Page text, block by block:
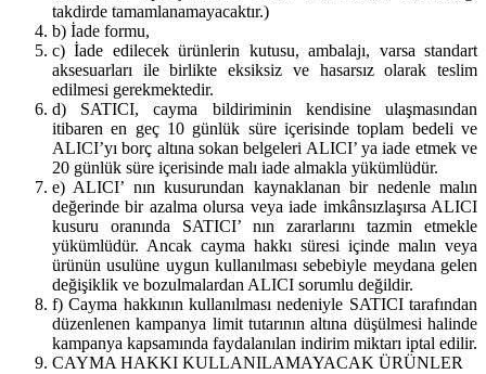
takdirde tamamlanamayacaktır.)
b) İade formu,
c) İade edilecek ürünlerin kutusu, ambalajı, varsa standart
aksesuarları ile birlikte eksiksiz ve hasarsız olarak teslim
edilmesi gerekmektedir.
d) SATICI, cayma bildiriminin kendisine ulaşmasından
itibaren en geç 10 günlük süre içerisinde toplam bedeli ve
ALICI’yı borç altına sokan belgeleri ALICI’ ya iade etmek ve
20 günlük süre içerisinde malı iade almakla yükümlüdür.
e) ALICI’ nın kusurundan kaynaklanan bir nedenle malın
değerinde bir azalma olursa veya iade imkânsızlaşırsa ALICI
kusuru oranında SATICI’ nın zararlarını tazmin etmekle
yükümlüdür. Ancak cayma hakkı süresi içinde malın veya
ürünün usulüne uygun kullanılması sebebiyle meydana gelen
değişiklik ve bozulmalardan ALICI sorumlu değildir.
f) Cayma hakkının kullanılması nedeniyle SATICI tarafından
düzenlenen kampanya limit tutarının altına düşülmesi halinde
kampanya kapsamında faydalanılan indirim miktarı iptal edilir.
CAYMA HAKKI KULLANILAMAYACAK ÜRÜNLER